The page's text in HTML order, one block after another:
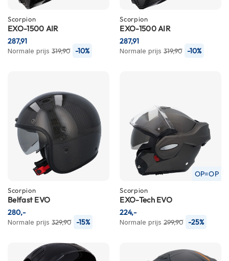
m
n
S
t
t
o
r
e
n
F
l
Scorpion
EXO-1500 AIR
Normale prijs 319,90 -10%
287,91
Scorpion
EXO-1500 AIR
Normale prijs 319,90 -10%
287,91
Scorpion
Belfast EVO
Normale prijs 329,90 -15%
280,-
OP=OP
Scorpion
EXO-Tech EVO
Normale prijs 299,90 -25%
224,-